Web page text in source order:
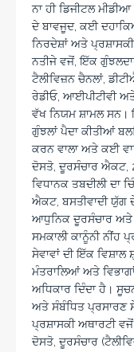
ਨਾ ਹੀ ਡਿਜੀਟਲ
ਦੇ ਬਾਵਜੂਦ, ਕਈ
ਨਿਰਦੇਸ਼ਾਂ ਅਤੇ
ਨਤੀਜੇ ਵਜੋਂ, ਇੱਕ
ਟੈਲੀਵਿਜ਼ਨ ਚੈਨਲਾਂ,
ਰੇਡੀਓ, ਆਈਪੀਟੀਵੀ
ਵੱਖ ਨਿਯਮ ਸ਼ਾਮਲ
ਗੁੰਝਲਾਂ ਪੈਦਾ ਕੀਤੀਆਂ
ਕਰਨ ਵਾਲਾ ਅਤੇ ਕਈ
ਦੋਸਤੋ, ਦੂਰਸੰਚਾਰ ਐਕਟ,
ਵਿਧਾਨਕ ਤਬਦੀਲੀ ਦਾ
ਐਕਟ, ਬਸਤੀਵਾਦੀ ਯੁੱਗ
ਆਧੁਨਿਕ ਦੂਰਸੰਚਾਰ ਅਤੇ
ਸਮਕਾਲੀ ਕਾਨੂੰਨੀ
ਸੇਵਾਵਾਂ ਦੀ ਇੱਕ
ਮੰਤਰਾਲਿਆਂ ਅਤੇ
ਅਧਿਕਾਰ ਦਿੰਦਾ ਹੈ।
ਅਤੇ ਸੰਬੰਧਿਤ ਪ੍ਰਸਾਰਣ
ਪ੍ਰਸ਼ਾਸਕੀ ਅਥਾਰਟੀ
ਦੋਸਤੋ, ਦੂਰਸੰਚਾਰ